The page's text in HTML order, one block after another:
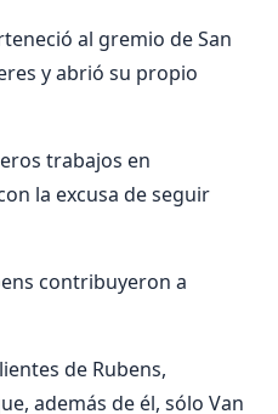
al gremio de San
y abrió su propio
trabajos en
la excusa de seguir
contribuyeron a
de Rubens,
además de él, sólo Van